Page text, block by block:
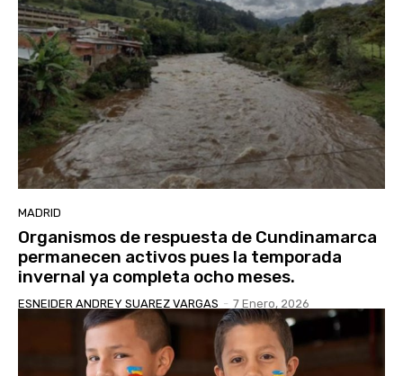
MADRID
Organismos de respuesta de Cundinamarca
permanecen activos pues la temporada
invernal ya completa ocho meses.
ESNEIDER ANDREY SUAREZ VARGAS - 7 Enero, 2026